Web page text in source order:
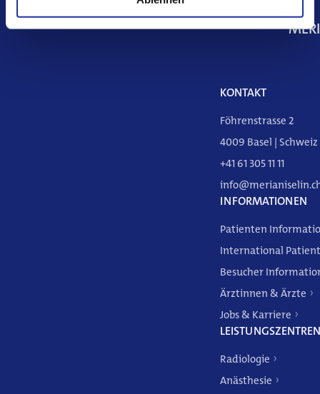
KONTAKT
Föhrenstrasse 2
4009 Basel | Schweiz
+41 61 305 11 11
INFORMATIONEN
Patienten
International
Besucher
Ärztinnen & Ärzte
Jobs & Karriere
LEISTUNGSZENTREN
Radiologie
Anästhesie